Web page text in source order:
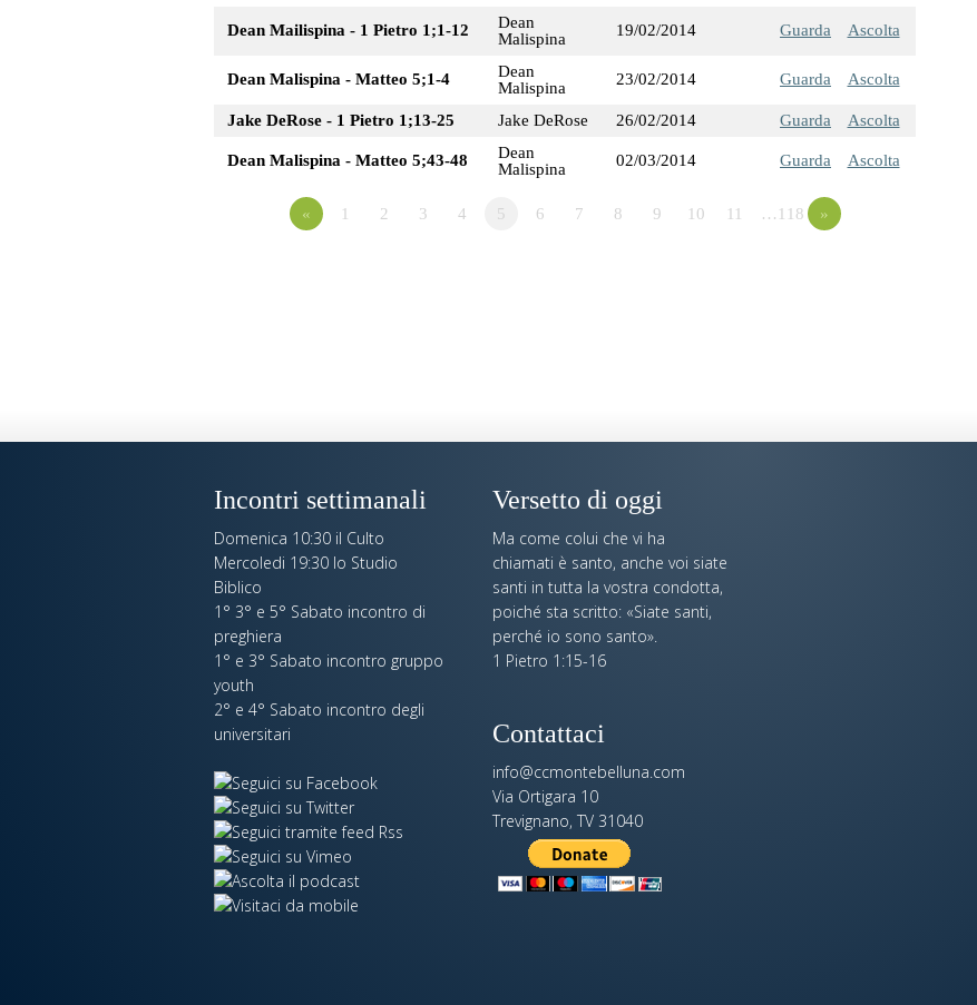
Dean Mailispina - 1 Pietro 1;1-12
Dean
Malispina
19/02/2014 Guarda Ascolta
Dean Malispina - Matteo 5;1-4
Dean
Malispina
23/02/2014 Guarda Ascolta
Jake DeRose - 1 Pietro 1;13-25 Jake DeRose 26/02/2014 Guarda Ascolta
Dean Malispina - Matteo 5;43-48
Dean
Malispina
02/03/2014 Guarda Ascolta
« 1 2 3 4 5 6 7 8 9 10 11 …118 »
Incontri settimanali
Domenica 10:30 il Culto
Mercoledi 19:30 lo Studio
Biblico
1° 3° e 5° Sabato incontro di
preghiera
1° e 3° Sabato incontro gruppo
youth
2° e 4° Sabato incontro degli
universitari
Versetto di oggi
Ma come colui che vi ha
chiamati è santo, anche voi siate
santi in tutta la vostra condotta,
poiché sta scritto: «Siate santi,
perché io sono santo».
1 Pietro 1:15-16
Contattaci
info@ccmontebelluna.com
Via Ortigara 10
Trevignano, TV 31040